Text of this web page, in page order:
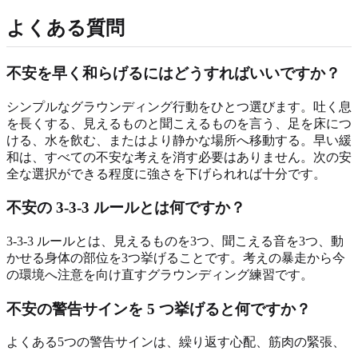
よくある質問
不安を早く和らげるにはどうすればいいですか？
シンプルなグラウンディング行動をひとつ選びます。吐く息
を長くする、見えるものと聞こえるものを言う、足を床につ
ける、水を飲む、またはより静かな場所へ移動する。早い緩
和は、すべての不安な考えを消す必要はありません。次の安
全な選択ができる程度に強さを下げられれば十分です。
不安の 3-3-3 ルールとは何ですか？
3-3-3 ルールとは、見えるものを3つ、聞こえる音を3つ、動
かせる身体の部位を3つ挙げることです。考えの暴走から今
の環境へ注意を向け直すグラウンディング練習です。
不安の警告サインを 5 つ挙げると何ですか？
よくある5つの警告サインは、繰り返す心配、筋肉の緊張、